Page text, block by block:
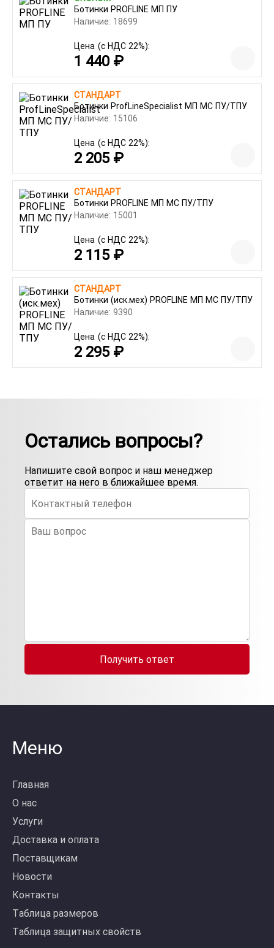
Ботинки PROFLINE МП ПУ
Наличие: 18699
Цена (с НДС 22%):
1 440 ₽
СТАНДАРТ
Ботинки ProfLineSpecialist МП МС ПУ/ТПУ
Наличие: 15106
Цена (с НДС 22%):
2 205 ₽
СТАНДАРТ
Ботинки PROFLINE МП МС ПУ/ТПУ
Наличие: 15001
Цена (с НДС 22%):
2 115 ₽
СТАНДАРТ
Ботинки (иск.мех) PROFLINE МП МС ПУ/ТПУ
Наличие: 9390
Цена (с НДС 22%):
2 295 ₽
Остались вопросы?
Напишите свой вопрос и наш менеджер
ответит на него в ближайшее время.
Получить ответ
Меню
Главная
О нас
Услуги
Доставка и оплата
Поставщикам
Новости
Контакты
Таблица размеров
Таблица защитных свойств